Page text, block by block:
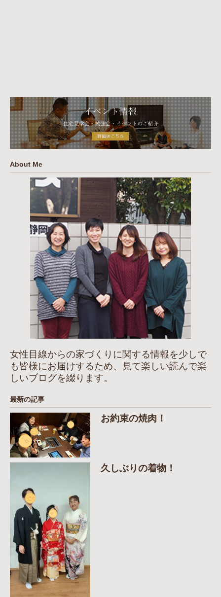
About Me
女性目線からの家づくりに関する情報を少しで
も皆様にお届けするため、見て楽しい読んで楽
しいブログを綴ります。
最新の記事
お約束の焼肉！
久しぶりの着物！